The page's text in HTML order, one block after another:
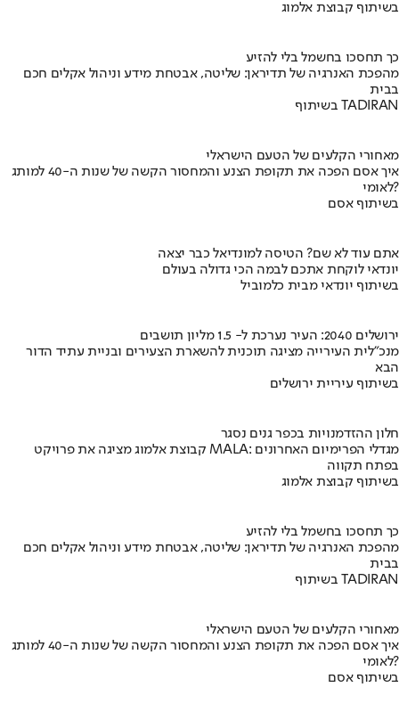
בשיתוף קבוצת אלמוג
כך תחסכו בחשמל בלי להזיע
מהפכת האנרגיה של תדיראן: שליטה, אבטחת מידע וניהול אקלים חכם
בבית
בשיתוף TADIRAN
מאחורי הקלעים של הטעם הישראלי
איך אסם הפכה את תקופת הצנע והמחסור הקשה של שנות ה-40 למותג
לאומי?
בשיתוף אסם
אתם עוד לא שם? הטיסה למונדיאל כבר יצאה
יונדאי לוקחת אתכם לבמה הכי גדולה בעולם
בשיתוף יונדאי מבית כלמוביל
ירושלים 2040: העיר נערכת ל- 1.5 מליון תושבים
מנכ"לית העירייה מציגה תוכנית להשארת הצעירים ובניית עתיד הדור
הבא
בשיתוף עיריית ירושלים
חלון ההזדמנויות בכפר גנים נסגר
קבוצת אלמוג מציגה את פרויקט MALA: מגדלי הפרימיום האחרונים
בפתח תקווה
בשיתוף קבוצת אלמוג
כך תחסכו בחשמל בלי להזיע
מהפכת האנרגיה של תדיראן: שליטה, אבטחת מידע וניהול אקלים חכם
בבית
בשיתוף TADIRAN
מאחורי הקלעים של הטעם הישראלי
איך אסם הפכה את תקופת הצנע והמחסור הקשה של שנות ה-40 למותג
לאומי?
בשיתוף אסם